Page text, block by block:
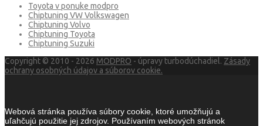
Toyota v ponuke modpro
Chiptuning VW Volkswagen
Chiptuning Volvo
Chiptuning Toyota
Chiptuning Suzuki
Copyright © 2010 - 2026 MODPRO - úpravy turbodúchadiel. Zásady
ochrany osobných údajov a súborov cookie.
Webová stránka používa súbory cookie, ktoré umožňujú a
uľahčujú použitie jej zdrojov. Používaním webových stránok